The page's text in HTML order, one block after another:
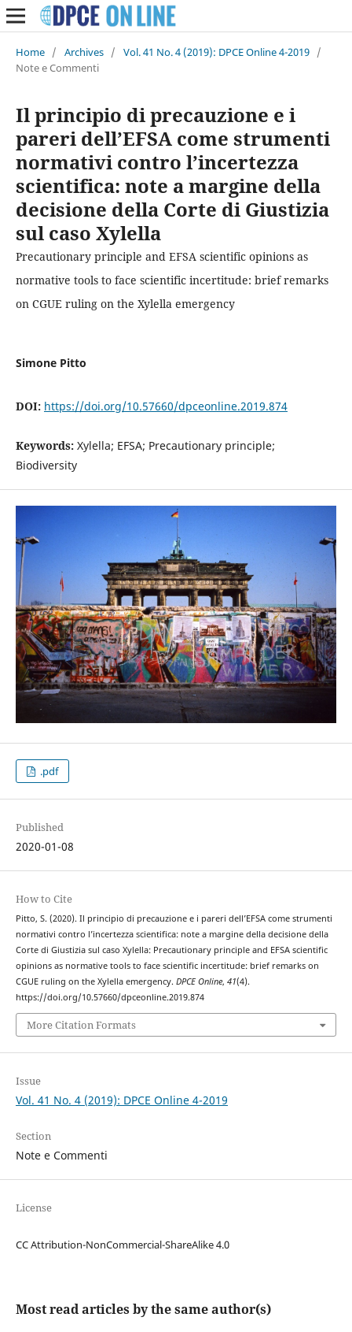
Home / Archives / Vol. 41 No. 4 (2019): DPCE Online 4-2019 /
Note e Commenti
Il principio di precauzione e i
pareri dell’EFSA come strumenti
normativi contro l’incertezza
scientifica: note a margine della
decisione della Corte di Giustizia
sul caso Xylella
Precautionary principle and EFSA scientific opinions as
normative tools to face scientific incertitude: brief remarks
on CGUE ruling on the Xylella emergency
Simone Pitto
DOI: https://doi.org/10.57660/dpceonline.2019.874
Keywords: Xylella; EFSA; Precautionary principle;
Biodiversity
.pdf
Published
2020-01-08
How to Cite
Pitto, S. (2020). Il principio di precauzione e i pareri dell’EFSA come strumenti
normativi contro l’incertezza scientifica: note a margine della decisione della
Corte di Giustizia sul caso Xylella: Precautionary principle and EFSA scientific
opinions as normative tools to face scientific incertitude: brief remarks on
CGUE ruling on the Xylella emergency. DPCE Online, 41(4).
https://doi.org/10.57660/dpceonline.2019.874
More Citation Formats
Issue
Vol. 41 No. 4 (2019): DPCE Online 4-2019
Section
Note e Commenti
License
CC Attribution-NonCommercial-ShareAlike 4.0
Most read articles by the same author(s)